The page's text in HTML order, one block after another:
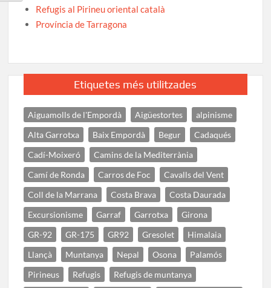
Refugis al Pirineu oriental català
Província de Tarragona
Etiquetes més utilitzades
Aiguamolls de l'Empordà Aigüestortes
alpinisme
Alta Garrotxa
Baix Empordà Begur
Cadaqués
Cadí-Moixeró
Camins de la Mediterrània
Camí de Ronda
Carros de Foc
Cavalls del Vent
Coll de la Marrana
Costa Brava
Costa Daurada
Excursionisme
Garraf Garrotxa
Girona
GR-92
GR-175 GR92 Gresolet
Himalaia
Llançà
Muntanya Nepal Osona
Palamós
Pirineus
Refugis
Refugis de muntanya